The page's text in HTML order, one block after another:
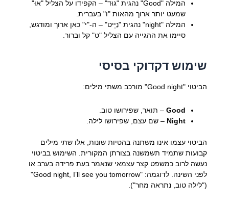
המילה "Good" נהגית "גוּד" – הקפידו על הצליל "אוּ"
שמעט יותר ארוך מהאות "וּ" בעברית.
המילה "night" נהגית "נַיְיט" – ה-"י" כאן ארוך ומודגש,
סיימו את ההגייה עם הצליל "ט" קל וברור.
שימוש דקדוקי בסיסי
הביטוי "Good night" מורכב משתי מילים:
Good– תואר, שפירושו טוב.
Night – שם עצם, שפירושו לילה.
הביטוי עצמו אינו משתנה בהטיות שונות, אלו שתי מילים
קבועות שתמיד תשמשנה בצורתן המקורית. השימוש בביטוי
נעשה לרוב כמשפט קצר עצמאי שנאמר בעת פרידה בערב או
לפני השינה. לדוגמה: "Good night, I’ll see you tomorrow"
("לילה טוב, נתראה מחר").